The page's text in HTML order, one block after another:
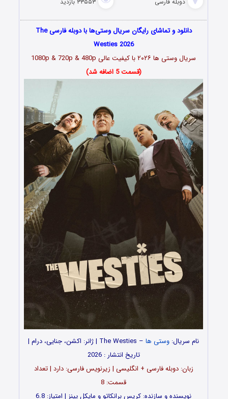
دانلود و تماشای رایگان سریال وستی‌ها با دوبله فارسی The
Westies 2026
سریال وستی ها ۲۰۲۶با کیفیت عالی 1080p & 720p & 480p
(قسمت 5 اضافه شد)
نام سریال: وستی ها
– The Westies | ژانر: اکشن، جنایی، درام |
تاریخ انتشار : 2026
زبان: دوبله فارسی + انگلیسی | زیرنویس فارسی: دارد | تعداد
قسمت: 8
نویسنده و سازنده: کریس برانکاتو و مایکل پینز | امتیاز: 6.8